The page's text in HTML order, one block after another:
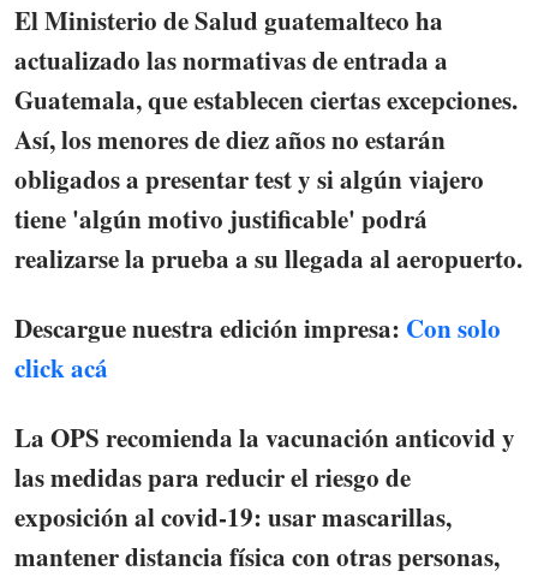
El Ministerio de Salud guatemalteco ha
actualizado las normativas de entrada a
Guatemala, que establecen ciertas excepciones.
Así, los menores de diez años no estarán
obligados a presentar test y si algún viajero
tiene 'algún motivo justificable' podrá
realizarse la prueba a su llegada al aeropuerto.
Descargue nuestra edición impresa: Con solo
click acá
La OPS recomienda la vacunación anticovid y
las medidas para reducir el riesgo de
exposición al covid-19: usar mascarillas,
mantener distancia física con otras personas,